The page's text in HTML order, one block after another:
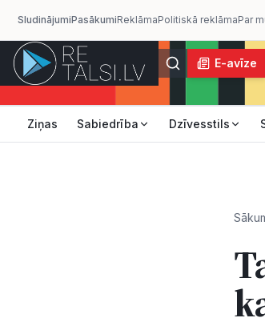
SludinājumiPasākumiReklāmaPolitiskā reklāmaPar
E-avīze
Ziņas Sabiedrība Dzīvesstils